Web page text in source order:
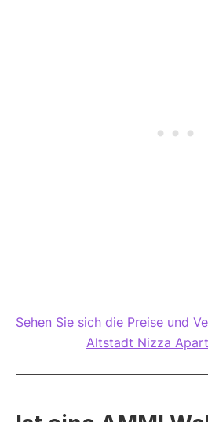
Sehen Sie sich die Preise und
Altstadt Nizza